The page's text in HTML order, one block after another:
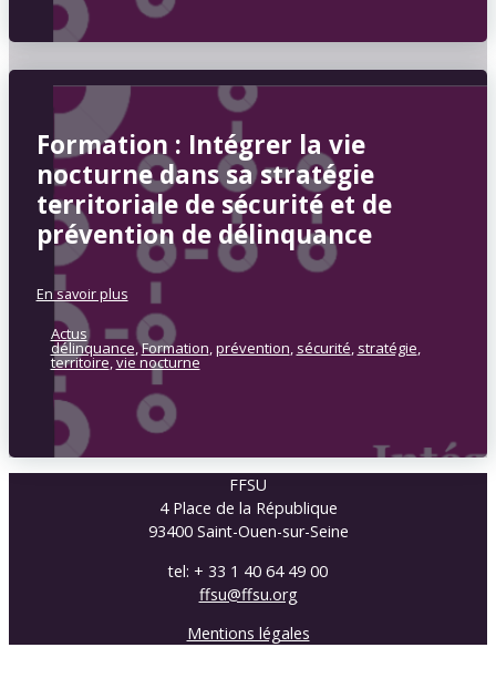
Formation : Intégrer la vie
nocturne dans sa stratégie
territoriale de sécurité et de
prévention de délinquance
En savoir plus
Actus
délinquance,Formation,prévention, sécurité, stratégie,
territoire,vie nocturne
FFSU
4 Place de la République
93400 Saint-Ouen-sur-Seine
tel: + 33 1 40 64 49 00
ffsu@ffsu.org
Mentions légales